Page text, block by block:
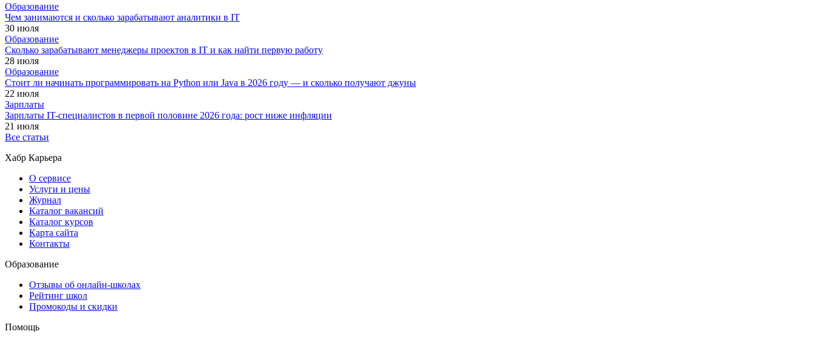
Образование
Чем занимаются и сколько зарабатывают аналитики в IT
30 июля
Образование
Сколько зарабатывают менеджеры проектов в IT и как найти первую работу
28 июля
Образование
Стоит ли начинать программировать на Python или Java в 2026 году — и сколько получают джуны
22 июля
Зарплаты
Зарплаты IT-специалистов в первой половине 2026 года: рост ниже инфляции
21 июля
Все статьи
Хабр Карьера
О сервисе
Услуги и цены
Журнал
Каталог вакансий
Каталог курсов
Карта сайта
Контакты
Образование
Отзывы об онлайн-школах
Рейтинг школ
Промокоды и скидки
Помощь